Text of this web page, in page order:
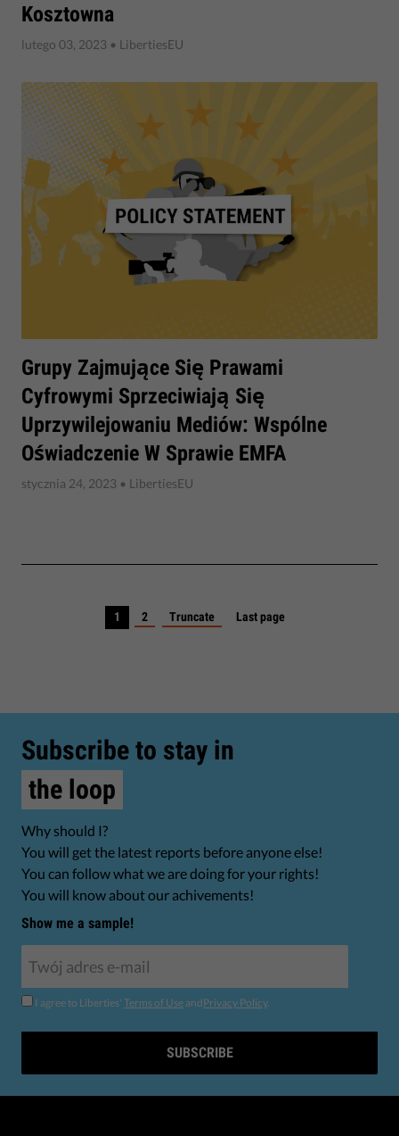
Kosztowna
lutego 03, 2023 • LibertiesEU
​Grupy Zajmujące Się Prawami
Cyfrowymi Sprzeciwiają Się
Uprzywilejowaniu Mediów: Wspólne
Oświadczenie W Sprawie EMFA
stycznia 24, 2023 • LibertiesEU
1 2 Truncate Last page
Subscribe to stay in
the loop
Why should I?
You will get the latest reports before anyone else!
You can follow what we are doing for your rights!
You will know about our achivements!
Show me a sample!
I agree to Liberties' Terms of Use andPrivacy Policy.
SUBSCRIBE